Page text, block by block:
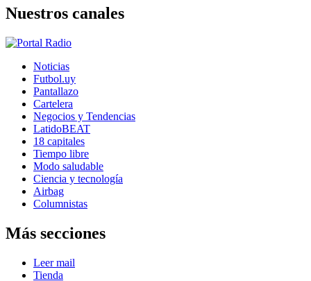
Nuestros canales
Noticias
Futbol.uy
Pantallazo
Cartelera
Negocios y Tendencias
LatidoBEAT
18 capitales
Tiempo libre
Modo saludable
Ciencia y tecnología
Airbag
Columnistas
Más secciones
Leer mail
Tienda